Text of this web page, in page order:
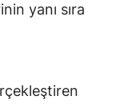
yanı sıra